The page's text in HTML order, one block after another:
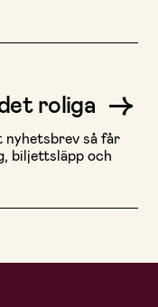
roliga
nyhetsbrev så får
biljettsläpp och